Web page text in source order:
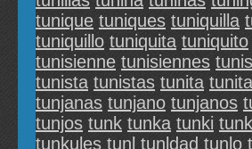
tunique tuniques tuniquilla
tuniquillo tuniquita tuniquito
tunisienne tunisiennes
tunista tunistas tunita
tunjanas tunjano tunjanos
tunjos tunk tunka tunki
tunkules tunl tunldad tunlo